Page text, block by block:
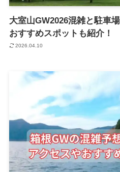
大室山GW2026混雑と駐車
おすすめスポットも紹介！
2026.04.10